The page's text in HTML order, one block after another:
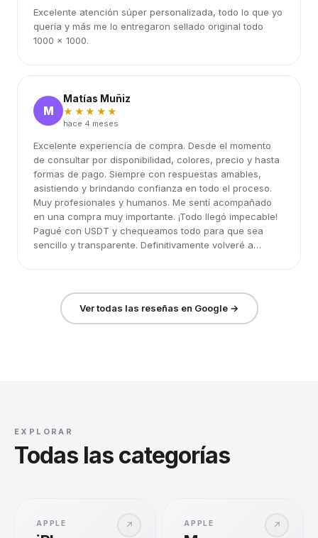
Excelente atención súper personalizada, todo lo que yo
quería y más me lo entregaron sellado original todo
1000 x 1000.
M
Matías Muñiz
★★★★★
hace 4 meses
Excelente experiencia de compra. Desde el momento
de consultar por disponibilidad, colores, precio y hasta
formas de pago. Siempre con respuestas amables,
asistiendo y brindando confianza en todo el proceso.
Muy profesionales y humanos. Me sentí acompañado
en una compra muy importante. ¡Todo llegó impecable!
Pagué con USDT y chequeamos todo para que sea
sencillo y transparente. Definitivamente volveré a
Ver todas las reseñas en Google →
EXPLORAR
Todas las categorías
↗
APPLE ↗
APPLE